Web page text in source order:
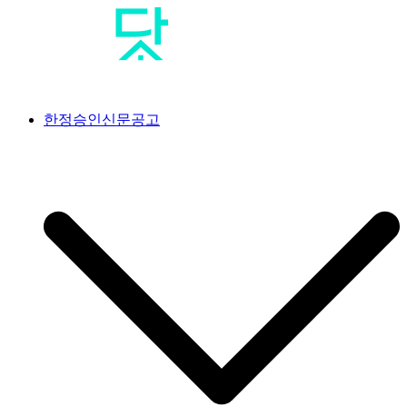
공고닷컴
<br>#공고닷컴 #신문공고대행사 #신문공고 #일간지공고 #일간
서분실공고 #유상옵션계약서분실공고 #발코니확장계약서분실
공고 #분양권분실공고 #사전청약계약서분실공고 #아파트분실
공고 #조합원분실공고 #오피스텔분실공고 #지역주택조합분실
공고 #사전청약계약서분실공고 #임대차계약서분실공고 #골프
회원권분실공고 #골프장분실공고 #골프장회원권분실공고 #회
원증분실공고 #골프회원증분실공고 #콘도회원권분실공고 #리
조트회원권분실공고 #교단탈퇴신문공고 #상속인없는재산의청
산공고 #상속인없는재산의청산신문공고 #상속재산관리인선임
신문공고 #상속재산관리인선임공고 #채권수증공고 #채권수증
신문공고 #분묘개장신문공고 #무연고분묘개장공고 #매각공고
한정승인신문공고